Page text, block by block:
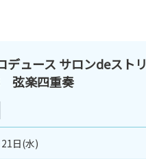
デュース サロンdeストリ
弦楽四重奏
日(水)